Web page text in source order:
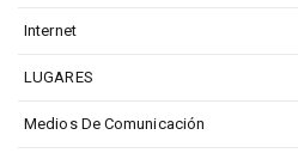
Internet
LUGARES
Medios De Comunicación